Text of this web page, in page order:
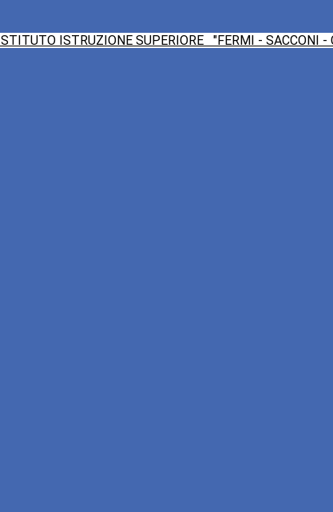
ISTITUTO ISTRUZIONE SUPERIORE "FERMI - SACCONI -